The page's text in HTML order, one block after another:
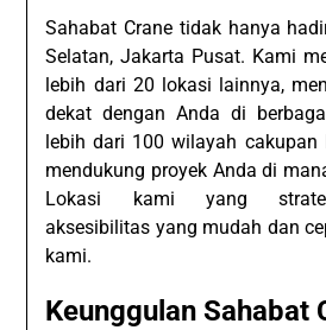
Sahabat Crane tidak hanya
Selatan, Jakarta Pusat. Kami
lebih dari 20 lokasi lainnya,
dekat dengan Anda di
lebih dari 100 wilayah
mendukung proyek Anda di
Lokasi kami yang
aksesibilitas yang mudah dan
kami.
Keunggulan Sahabat